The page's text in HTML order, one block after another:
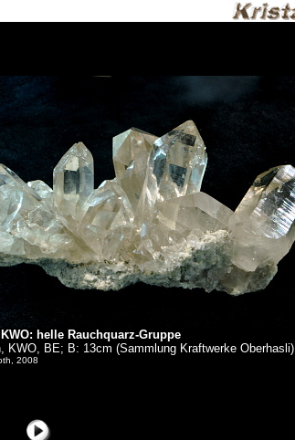
helle Rauchquarz-Gruppe
KWO, BE; B: 13cm (Sammlung Kraftwerke Oberhasli)
2008